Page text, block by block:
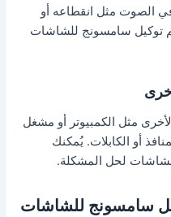
الصوت مثل انقطاعه أو
توكيل سامسونج للشاشات
مثل الكمبيوتر أو مشغل
أو الكابلات. يُمكنك
لحل المشكلة.
سامسونج للشاشات